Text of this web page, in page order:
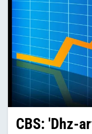
CBS: 'Dhz-